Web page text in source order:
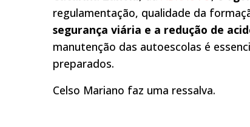
regulamentação, qualidade da
segurança viária e a redução de
manutenção das autoescolas é
preparados.
Celso Mariano faz uma ressalva.